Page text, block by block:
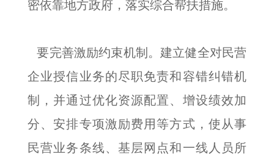
密依靠地方政府，落实综合帮扶措施。
要完善激励约束机制。建立健全对民营
企业授信业务的尽职免责和容错纠错机
制，并通过优化资源配置、增设绩效加
分、安排专项激励费用等方式，使从事
民营业务条线、基层网点和一线人员所